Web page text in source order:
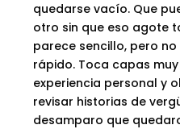
quedarse vacío. Que
otro sin que eso agote
parece sencillo, pero
rápido. Toca capas
experiencia personal y
revisar historias de
desamparo que